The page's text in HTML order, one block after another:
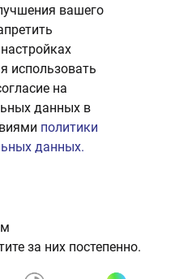
вашего
использовать
на
данных в
политики
данных.
за них постепенно.